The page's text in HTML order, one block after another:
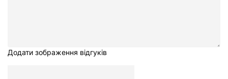
Додати зображення відгуків